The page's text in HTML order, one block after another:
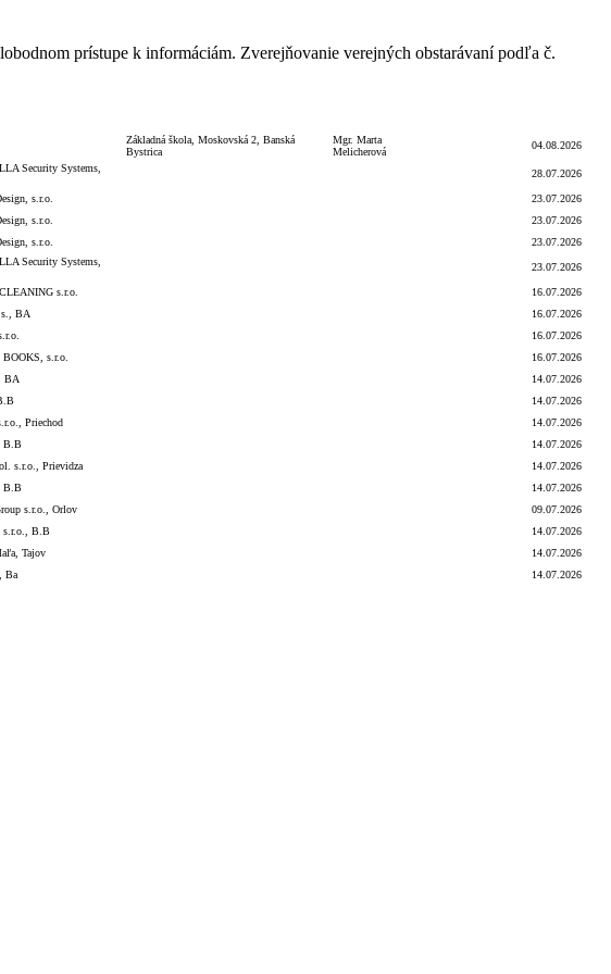
prístupe k informáciám. Zverejňovanie verejných obstarávaní podľa č.
Základná škola, Moskovská 2, Banská
Bystrica
Mgr. Marta
Melicherová
04.08.2026
Security Systems,
28.07.2026
s.r.o.
23.07.2026
s.r.o.
23.07.2026
s.r.o. 23.07.2026
Security Systems,
23.07.2026
s.r.o.
16.07.2026
BA
16.07.2026
16.07.2026
s.r.o.
16.07.2026
BA
14.07.2026
14.07.2026
Priechod
14.07.2026
B.B
14.07.2026
s.r.o., Prievidza
14.07.2026
B.B
14.07.2026
s.r.o., Orlov
09.07.2026
s.r.o., B.B
14.07.2026
Tajov
14.07.2026
Ba 14.07.2026